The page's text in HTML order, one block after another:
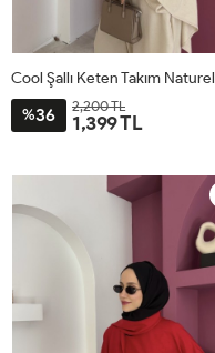
Cool Şallı Keten Takım Naturel
%36 2,200 TL
1,399 TL